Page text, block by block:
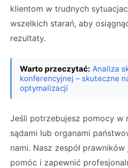
klientom w trudnych
wszelkich starań, aby
rezultaty.
Warto przeczytać: Analiza
konferencyjnej – skuteczne
optymalizacji
Jeśli potrzebujesz pomocy w
sądami lub organami
nami. Nasz zespół
pomóc i zapewnić